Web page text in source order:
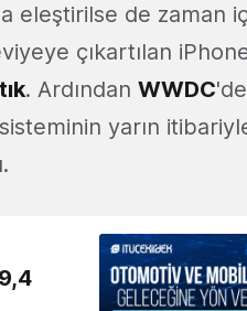
eleştirilse de zaman
çıkartılan
. Ardından WWDC
yarın